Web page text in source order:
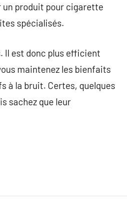
un produit pour cigarette
spécialisés.
Il est donc plus efficient
maintenez les bienfaits
à la bruit. Certes, quelques
sachez que leur